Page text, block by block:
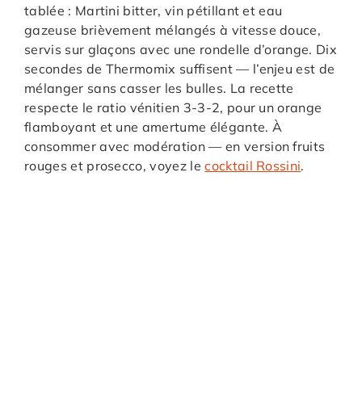
tablée : Martini bitter, vin pétillant et eau
gazeuse brièvement mélangés à vitesse douce,
servis sur glaçons avec une rondelle d’orange. Dix
secondes de Thermomix suffisent — l’enjeu est de
mélanger sans casser les bulles. La recette
respecte le ratio vénitien 3-3-2, pour un orange
flamboyant et une amertume élégante. À
consommer avec modération — en version fruits
rouges et prosecco, voyez lecocktail Rossini.